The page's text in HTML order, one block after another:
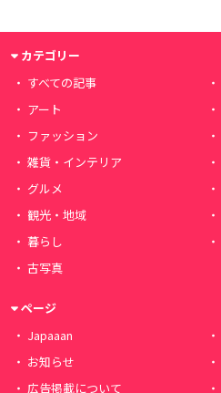
カテゴリー
すべての記事
アート
ファッション
雑貨・インテリア
グルメ
観光・地域
暮らし
古写真
ページ
Japaaan
お知らせ
広告掲載について